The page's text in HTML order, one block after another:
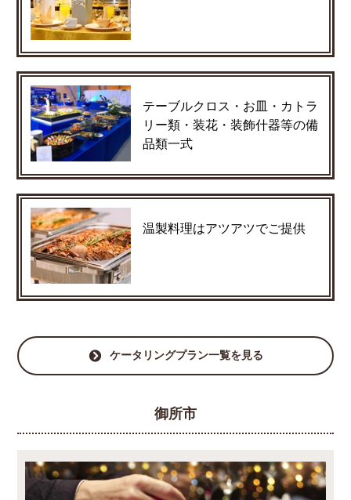
テーブルクロス・お皿・カトラ
リー類・装花・装飾什器等の備
品類一式
温製料理はアツアツでご提供
ケータリングプラン一覧を見る
御所市